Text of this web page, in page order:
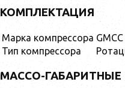
КОМПЛЕКТАЦИЯ
Марка компрессора GMCC
Тип компрессора
МАССО-ГАБАРИТНЫЕ